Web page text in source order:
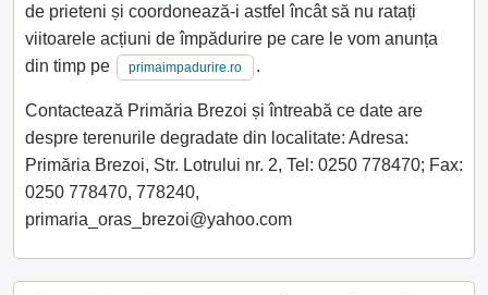
de prieteni și coordonează-i astfel încât să nu ratați
viitoarele acțiuni de împădurire pe care le vom anunța
din timp pe
primaimpadurire.ro .
Contactează Primăria Brezoi și întreabă ce date are
despre terenurile degradate din localitate: Adresa:
Primăria Brezoi, Str. Lotrului nr. 2, Tel: 0250 778470; Fax:
0250 778470, 778240,
primaria_oras_brezoi@yahoo.com